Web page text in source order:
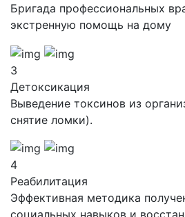
Бригада профессиональных
экстренную помощь на дому
3
Детоксикация
Выведение токсинов из
снятие ломки).
4
Реабилитация
Эффективная методика